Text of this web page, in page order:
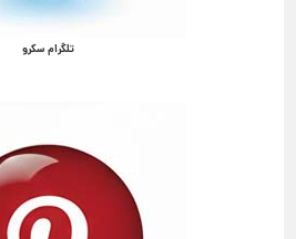
تلگرام سکرو